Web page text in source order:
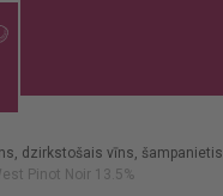
dzirkstošais vīns, šampanietis
Pinot Noir 13.5%